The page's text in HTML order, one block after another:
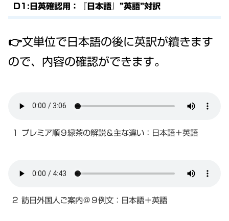
D1:日英確認用：『日本語』”英語”対訳
👉文単位で日本語の後に英訳が續きます
ので、内容の確認ができます。
１ プレミア順９緑茶の解説＆主な違い：日本語＋英語
２ 訪日外国人ご案内＠９例文：日本語＋英語